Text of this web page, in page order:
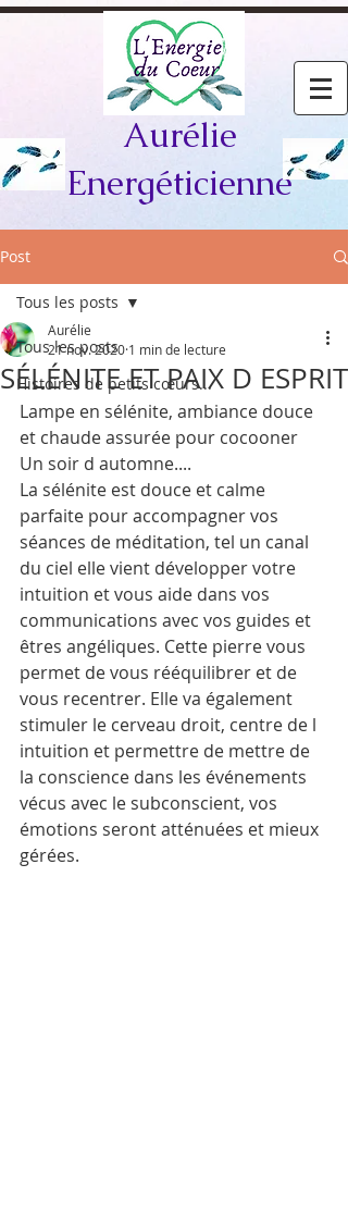
Aurélie
Energéticienne
Post
Tous les posts
Histoires de petits cœurs...
Tous les posts
SÉLÉNITE ET PAIX D ESPRIT
Aurélie
21 nov. 2020 1 min de lecture
Lampe en sélénite, ambiance douce
et chaude assurée pour cocooner
Un soir d automne....
La sélénite est douce et calme
parfaite pour accompagner vos
séances de méditation, tel un canal
du ciel elle vient développer votre
intuition et vous aide dans vos
communications avec vos guides et
êtres angéliques. Cette pierre vous
permet de vous rééquilibrer et de
vous recentrer. Elle va également
stimuler le cerveau droit, centre de l
intuition et permettre de mettre de
la conscience dans les événements
vécus avec le subconscient, vos
émotions seront atténuées et mieux
gérées.